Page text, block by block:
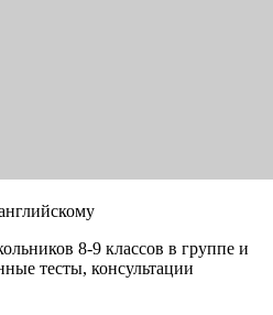
8-9 классов в группе и
тесты, консультации